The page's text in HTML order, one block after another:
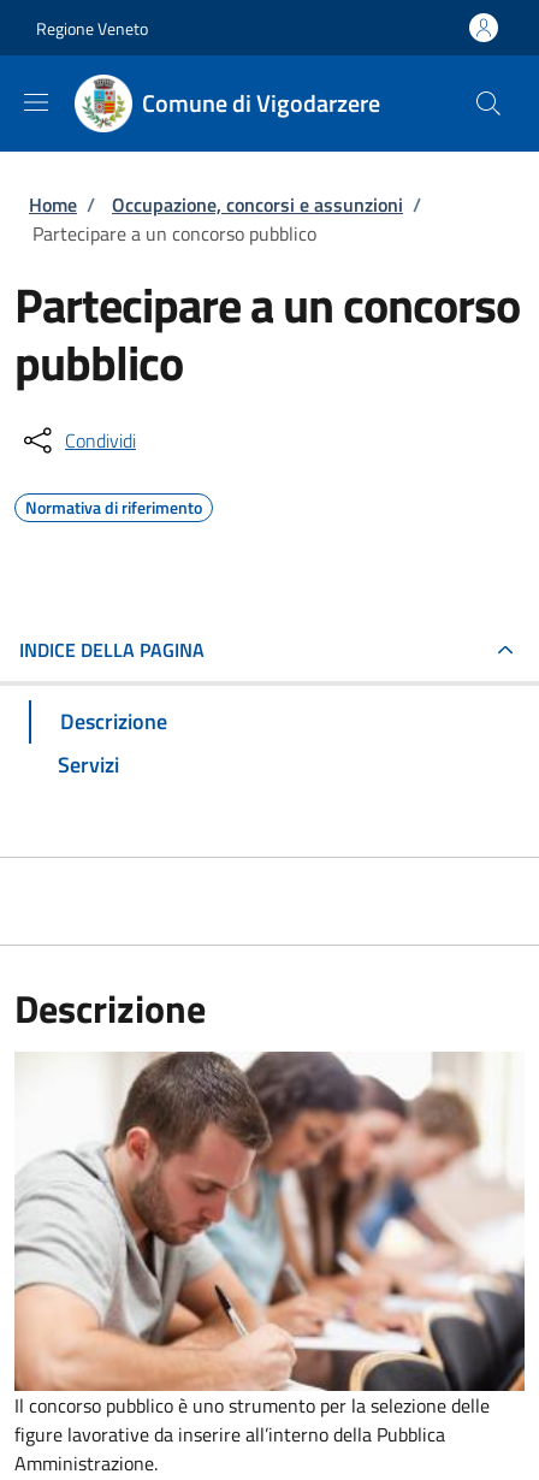
Regione Veneto
Comune di Vigodarzere
Briciole di pane
Home / Occupazione, concorsi e assunzioni /
Partecipare a un concorso pubblico
Partecipare a un concorso
pubblico
Condividi
Normativa di riferimento
INDICE DELLA PAGINA
Descrizione
Servizi
Descrizione
Il concorso pubblico è uno strumento per la selezione delle
figure lavorative da inserire all’interno della Pubblica
Amministrazione.